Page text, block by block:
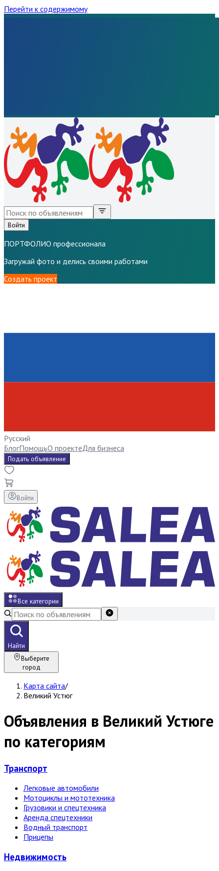
Перейти к содержимому
Войти
ПОРТФОЛИО профессионала
Загружай фото и делись своими работами
Создать проект
Русский
БлогПомощьО проектеДля бизнеса
Подать объявление
Войти
Все категории
Найти
Выберите
город
Карта сайта/
Великий Устюг
Объявления в Великий Устюге
по категориям
Транспорт
Легковые автомобили
Мотоциклы и мототехника
Грузовики и спецтехника
Аренда спецтехники
Водный транспорт
Прицепы
Недвижи­мость